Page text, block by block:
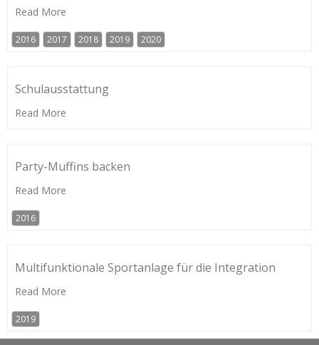
Read More
2016 2017 2018 2019 2020
Schulausstattung
Read More
Party-Muffins backen
Read More
2016
Multifunktionale Sportanlage für die Integration
Read More
2019